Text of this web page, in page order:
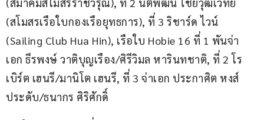
(สโมสรเรือใบกองเรือยุทธการ), ที่ 3 ริชาร์ด ไวน์
(Sailing Club Hua Hin), เรือใบ Hobie 16 ที่ 1 พันจ่า
เอก ธีรพงษ์ วาติบุญเรือง/ศิรีวิมล หารินทชาติ, ที่ 2 โร
เบิร์ต เฮนรี/มานิโต เฮนรี, ที่ 3 จ่าเอก ประกาศิต หงส์
ประดับ/ธนากร ศิริศักดิ์